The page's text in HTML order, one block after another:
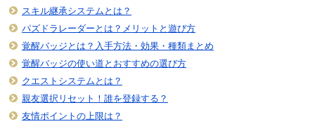
スキル継承システムとは？
パズドラレーダーとは？メリットと遊び方
覚醒バッジとは？入手方法・効果・種類まとめ
覚醒バッジの使い道とおすすめの選び方
クエストシステムとは？
親友選択リセット！誰を登録する？
友情ポイントの上限は？